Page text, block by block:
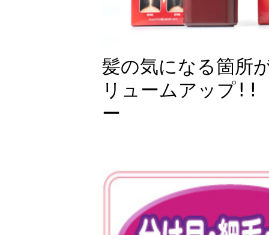
髪の気になる箇所
リュームアップ!!
ー